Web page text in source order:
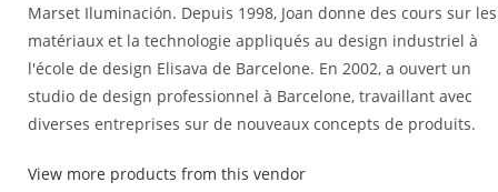
Marset Iluminación. Depuis 1998, Joan donne des cours sur les
matériaux et la technologie appliqués au design industriel à
l'école de design Elisava de Barcelone. En 2002, a ouvert un
studio de design professionnel à Barcelone, travaillant avec
diverses entreprises sur de nouveaux concepts de produits.
View more products from this vendor